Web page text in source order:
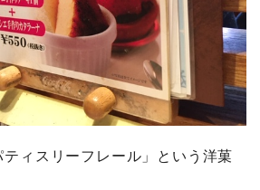
ィスリーフレール」という洋菓